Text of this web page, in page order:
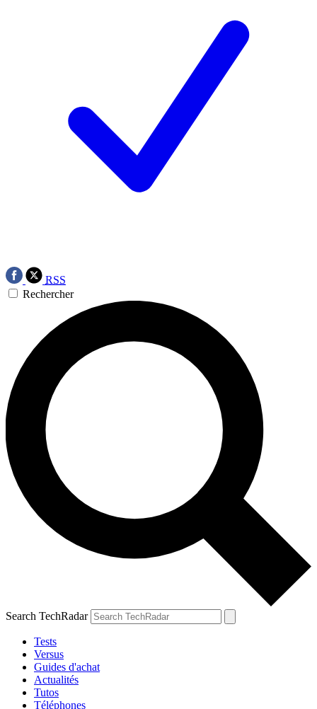
RSS
Rechercher
Search TechRadar
Tests
Versus
Guides d'achat
Actualités
Tutos
Téléphones